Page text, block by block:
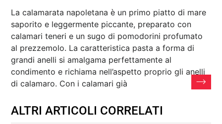
La calamarata napoletana è un primo piatto di mare
saporito e leggermente piccante, preparato con
calamari teneri e un sugo di pomodorini profumato
al prezzemolo. La caratteristica pasta a forma di
grandi anelli si amalgama perfettamente al
condimento e richiama nell’aspetto proprio gli anelli
di calamaro. Con i calamari già
ALTRI ARTICOLI CORRELATI